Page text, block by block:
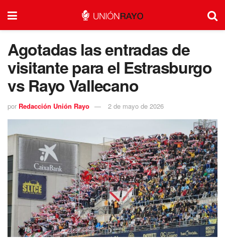
Agotadas las entradas de
visitante para el Estrasburgo
vs Rayo Vallecano
por Redacción Unión Rayo 2 de mayo de 2026